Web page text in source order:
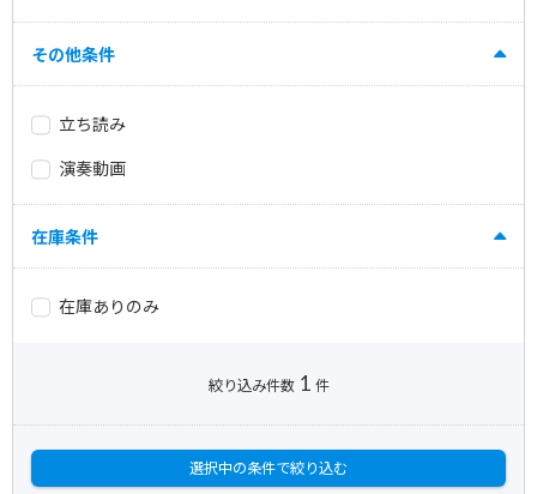
その他条件
立ち読み
演奏動画
在庫条件
在庫ありのみ
絞り込み件数 1 件
選択中の条件で絞り込む